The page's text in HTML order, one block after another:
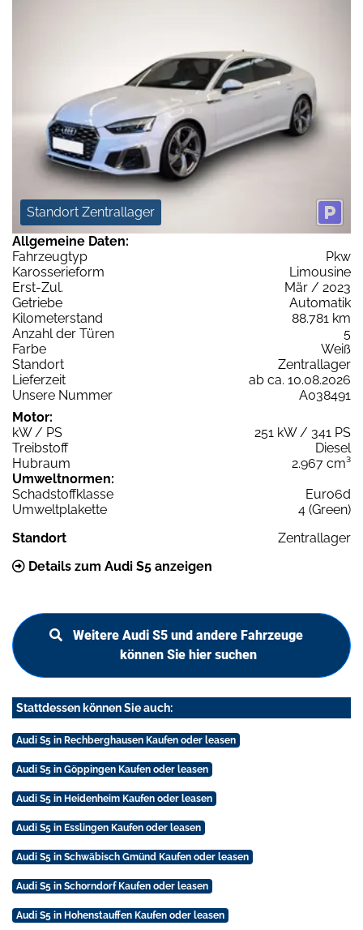
Standort Zentrallager
Allgemeine Daten:
Fahrzeugtyp
Pkw
Karosserieform
Limousine
Erst-Zul.
Mär / 2023
Getriebe
Automatik
Kilometerstand
88.781 km
Anzahl der Türen
5
Farbe
Weiß
Standort
Zentrallager
Lieferzeit
ab ca. 10.08.2026
Unsere Nummer
A038491
Motor:
kW / PS
251 kW / 341 PS
Treibstoff
Diesel
Hubraum
2.967 cm³
Umweltnormen:
Schadstoffklasse
Euro6d
Umweltplakette
4 (Green)
Standort
Zentrallager
Details zum Audi S5 anzeigen
Weitere Audi S5 und andere Fahrzeuge
können Sie hier suchen
Stattdessen können Sie auch:
Audi S5 in Rechberghausen Kaufen oder leasen
Audi S5 in Göppingen Kaufen oder leasen
Audi S5 in Heidenheim Kaufen oder leasen
Audi S5 in Esslingen Kaufen oder leasen
Audi S5 in Schwäbisch Gmünd Kaufen oder leasen
Audi S5 in Schorndorf Kaufen oder leasen
Audi S5 in Hohenstauffen Kaufen oder leasen